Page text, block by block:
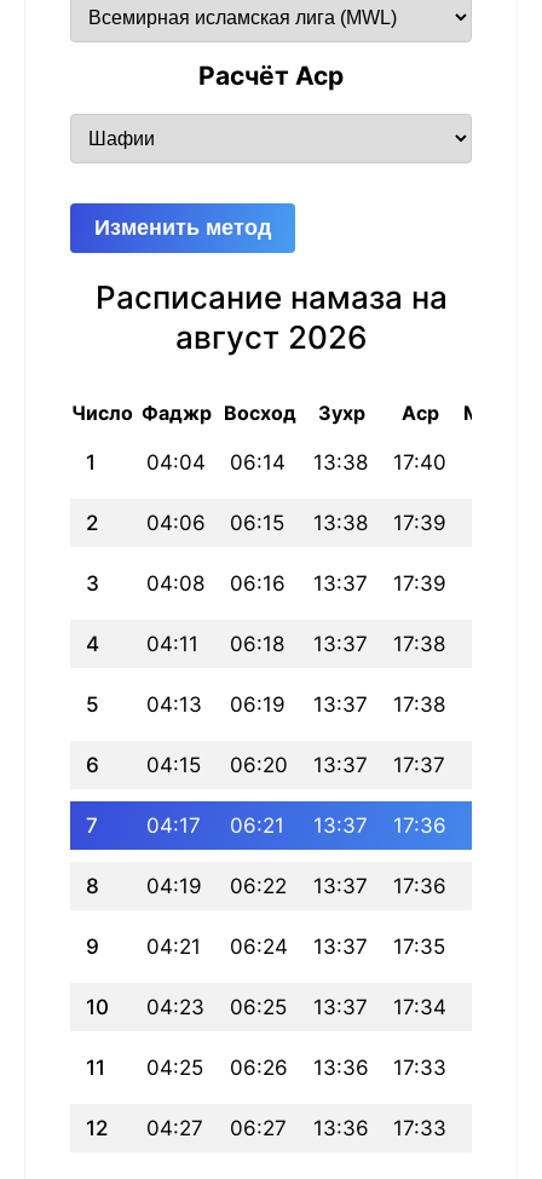
Расчёт Аср
Изменить метод
Расписание намаза на
август 2026
Число Фаджр Восход Зухр Аср Магриб
1 04:04 06:14 13:38 17:40
2 04:06 06:15 13:38 17:39
3 04:08 06:16 13:37 17:39
4 04:11 06:18 13:37 17:38
5 04:13 06:19 13:37 17:38
6 04:15 06:20 13:37 17:37
7 04:17 06:21 13:37 17:36
8 04:19 06:22 13:37 17:36
9 04:21 06:24 13:37 17:35
10 04:23 06:25 13:37 17:34
11 04:25 06:26 13:36 17:33
12 04:27 06:27 13:36 17:33